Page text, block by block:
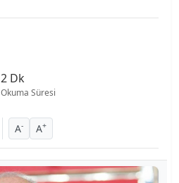
2 Dk
Okuma Süresi
A- A+